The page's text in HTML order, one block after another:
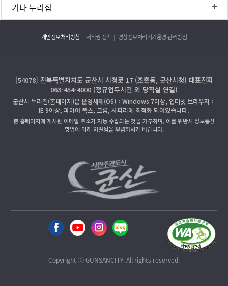
기타 누리집
개인정보처리방침 저작권 정책 영상정보처리기기운영·관리방침
[54078] 전북특별자치도 군산시 시청로 17 (조촌동, 군산시청) 대표전화
063-454-4000 (정규업무시간 외 당직실 연결)
군산시 누리집(홈페이지)은 운영체제(OS)：Windows 7이상, 인터넷 브라우저：
IE 9이상, 파이어 폭스, 크롬, 사파리에 최적화 되어있습니다.
본 홈페이지에 게시된 이메일 주소가 자동 수집되는 것을 거부하며, 이를 위반시 정보통신
망법에 의해 처벌됨을 유념하시기 바랍니다.
Copyright ⓒ GUNSANCITY. All rights reserved.